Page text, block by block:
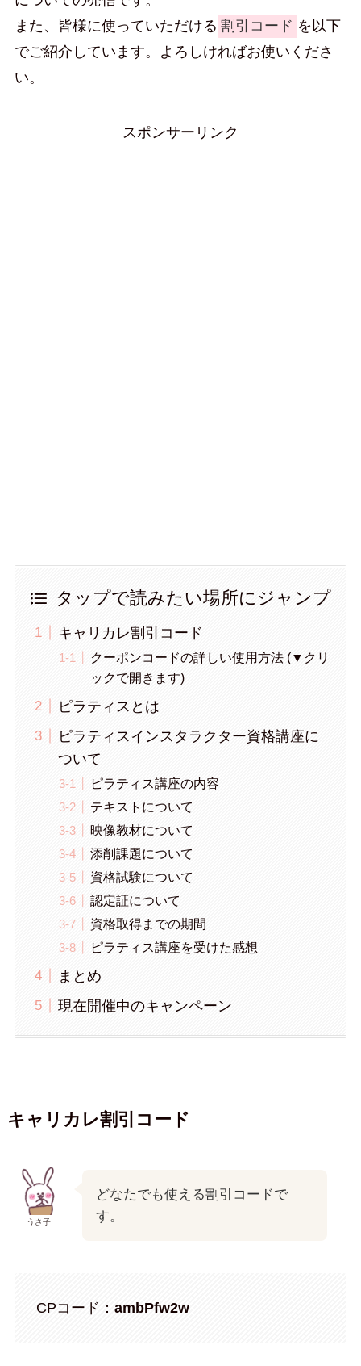
また、皆様に使っていただける 割引コード を以下
でご紹介しています。よろしければお使いくださ
い。
スポンサーリンク
タップで読みたい場所にジャンプ
キャリカレ割引コード
クーポンコードの詳しい使用方法 (▼クリ
ックで開きます)
ピラティスとは
ピラティスインスタラクター資格講座に
ついて
ピラティス講座の内容
テキストについて
映像教材について
添削課題について
資格試験について
認定証について
資格取得までの期間
ピラティス講座を受けた感想
まとめ
現在開催中のキャンペーン
キャリカレ割引コード
うさ子
どなたでも使える割引コードで
す。
CPコード： ambPfw2w